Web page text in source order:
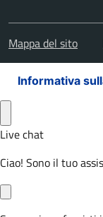
Mappa del sito
Informativa